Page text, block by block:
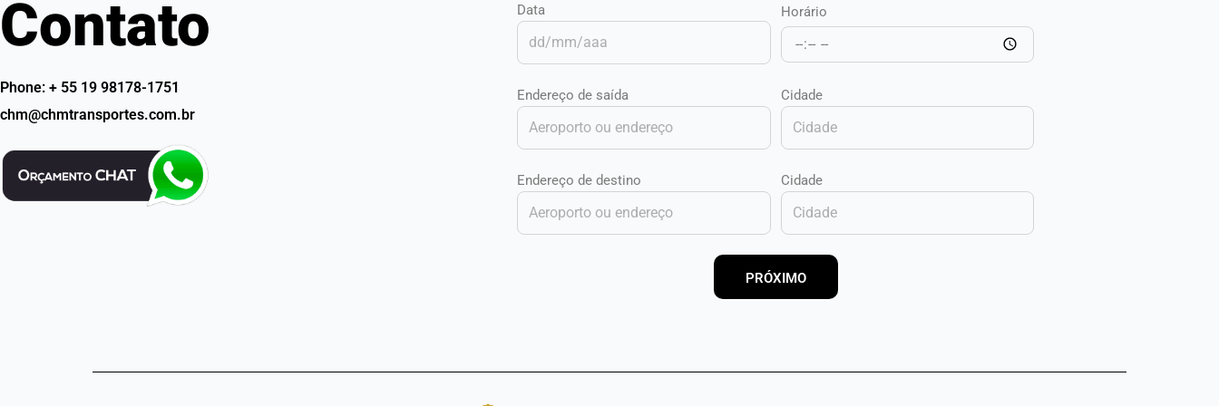
Contato
Phone: + 55 19 98178-1751
chm@chmtransportes.com.br
Data Horário
Endereço de saída Cidade
Endereço de destino Cidade
PRÓXIMO